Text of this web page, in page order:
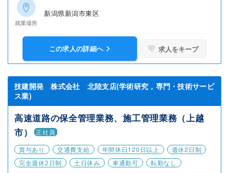
就業場所
新潟県新潟市東区
この求人の詳細へ 求人をキープ
技建開発 株式会社 北陸支店(学術研究，専門・技術サービ
ス業)
高速道路の保全管理業務、施工管理業務（上越
市）
正社員
賞与あり
交通費支給 年間休日120日以上
週休2日制
完全週休2日制
土日休み 車通勤可 転勤なし